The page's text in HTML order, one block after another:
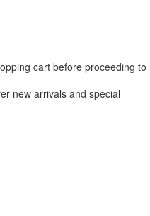
cart before proceeding to
new arrivals and special